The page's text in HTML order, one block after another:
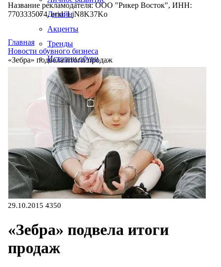
Дизайн
Акценты
Тренды
Истории обуви
Производство
Название рекламодателя: ООО "Рикер Восток", ИНН:
7703335074, erid: LjN8K37Ko
Главная
Новости обувного бизнеса
«Зебра» подвела итоги продаж
29.10.2015 4350
«Зебра» подвела итоги
продаж